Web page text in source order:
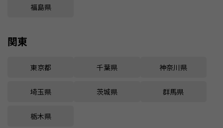
福島県
関東
東京都 千葉県 神奈川県
埼玉県 茨城県 群馬県
栃木県